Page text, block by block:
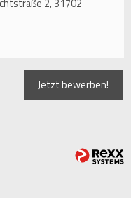
2, 31702
Jetzt bewerben!